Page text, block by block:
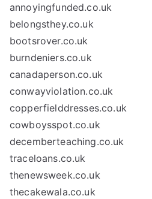
annoyingfunded.co.uk
belongsthey.co.uk
bootsrover.co.uk
burndeniers.co.uk
canadaperson.co.uk
conwayviolation.co.uk
copperfielddresses.co.uk
cowboysspot.co.uk
decemberteaching.co.uk
traceloans.co.uk
thenewsweek.co.uk
thecakewala.co.uk